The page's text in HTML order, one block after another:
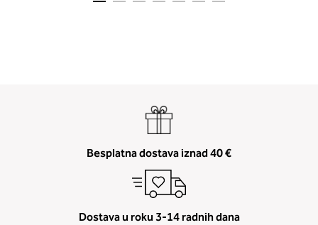
Besplatna dostava iznad 40 €
Dostava u roku 3-14 radnih dana